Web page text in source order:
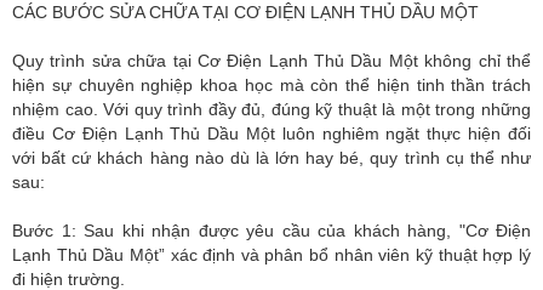
CÁC BƯỚC SỬA CHỮA TẠI CƠ ĐIỆN LẠNH THỦ DẦU MỘT
Quy trình sửa chữa tại Cơ Điện Lạnh Thủ Dầu Một không chỉ thể
hiện sự chuyên nghiệp khoa học mà còn thể hiện tinh thần trách
nhiệm cao. Với quy trình đầy đủ, đúng kỹ thuật là một trong những
điều Cơ Điện Lạnh Thủ Dầu Một luôn nghiêm ngặt thực hiện đối
với bất cứ khách hàng nào dù là lớn hay bé, quy trình cụ thể như
sau:
Bước 1: Sau khi nhận được yêu cầu của khách hàng, "Cơ Điện
Lạnh Thủ Dầu Một” xác định và phân bổ nhân viên kỹ thuật hợp lý
đi hiện trường.